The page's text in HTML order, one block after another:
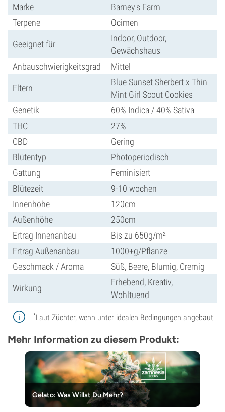
Marke
Barney's Farm
Terpene
Ocimen
Geeignet für
Indoor, Outdoor,
Gewächshaus
Anbauschwierigkeitsgrad
Mittel
Eltern
Blue Sunset Sherbert x Thin
Mint Girl Scout Cookies
Genetik
60% Indica / 40% Sativa
THC
27%
CBD
Gering
Blütentyp
Photoperiodisch
Gattung
Feminisiert
Blütezeit
9-10 wochen
Innenhöhe
120cm
Außenhöhe
250cm
Ertrag Innenanbau
Bis zu 650g/m²
Ertrag Außenanbau
1000+g/Pflanze
Geschmack / Aroma
Süß, Beere, Blumig, Cremig
Wirkung
Erhebend, Kreativ,
Wohltuend
*Laut Züchter, wenn unter idealen Bedingungen angebaut
Mehr Information zu diesem Produkt:
Gelato: Was Willst Du Mehr?